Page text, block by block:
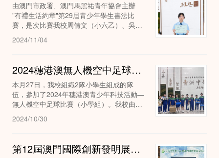
由澳門市政署、澳門馬黑祐青年協會主辦
"有禮生活約章"第29屆青少年學生書法比
賽，是次比賽我校周倩文（小六乙）、吳峻
宇（小六乙）獲得高小組入選獎，恭喜以上
獲獎同學，希望同學再接再厲...
2024/11/04
2024穗港澳無人機空中足球比賽（小學組）我校榮獲季軍
本月27日，我校組織2隊小學生組成的隊
伍，參加了2024年穗港澳青少年科技活動—
無人機空中足球比賽（小學組）。我校由林
志健（小六甲）、吳彥陽（小六丙）、陳凱
樺（小六丙）組成的參賽小組，在比賽中展
2024/10/30
第12屆澳門國際創新發明展奪得一銀三銅